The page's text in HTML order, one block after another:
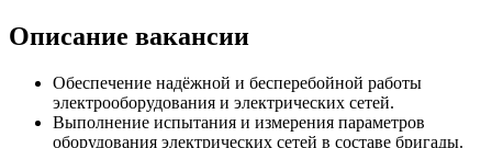
Описание вакансии
Обеспечение надёжной и бесперебойной работы
электрооборудования и электрических сетей.
Выполнение испытания и измерения параметров
оборудования электрических сетей в составе бригады.